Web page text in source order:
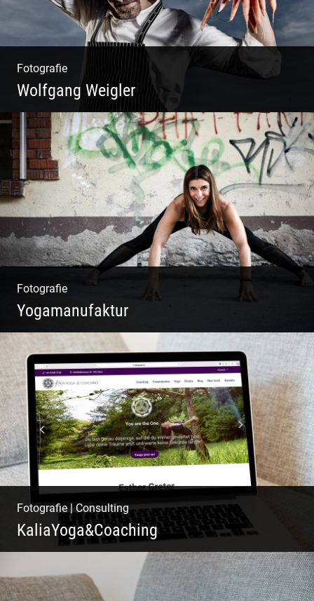
Fotografie
Wolfgang Weigler
W.U.F.O. Food Orbiter | Event Gastronomie |
Catering Service | Essen & Trinken
Fotografie
Yogamanufaktur
Yoga | Fashion | Cool & symphatisch
Fotografie|Consulting
KaliaYoga&Coaching
Pint- & Webdesign, Fotografie & Corporate-
Design